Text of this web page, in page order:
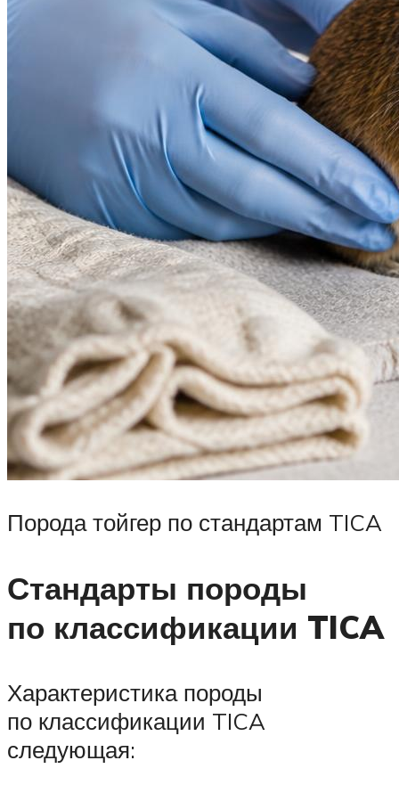
Порода тойгер по стандартам TICA
Стандарты породы
по классификации TICA
Характеристика породы
по классификации TICA
следующая: